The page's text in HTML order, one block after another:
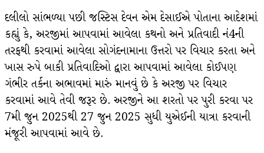
દલીલો સાંભળ્યા પછી જસ્ટિસ દેવન એમ દેસાઈએ પોતાના આદેશમાં
કહ્યું કે, અરજીમાં આપવામાં આવેલા કથનો અને પ્રતિવાદી નં4ની
તરફથી કરવામાં આવેલા સોગંદનામાના ઉત્તરો પર વિચાર કરતા અને
ખાસ રુપે બાકી પ્રતિવાદિઓ દ્વારા આપવામાં આવેલા કોઈપણ
ગંભીર તર્કના અભાવમાં મારું માનવું છે કે અરજી પર વિચાર
કરવામાં આવે તેવી જરૂર છે. અરજીને આ શરતો પર પુરી કરવા પર
7મી જુન 2025થી 27 જુન 2025 સુધી યુએઈની યાત્રા કરવાની
મંજૂરી આપવામાં આવે છે.